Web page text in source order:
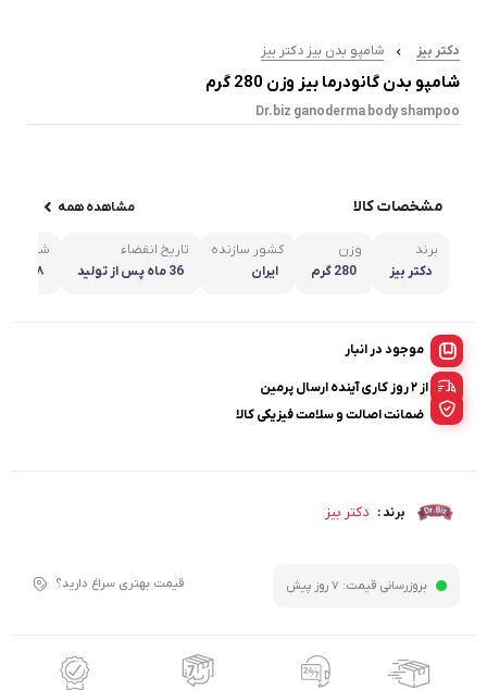
دکتر بیز شامپو بدن بیز دکتر بیز
شامپو بدن گانودرما بیز وزن 280 گرم
Dr.biz ganoderma body shampoo
مشخصات کالا مشاهده همه
برند
دکتر بیز
وزن
280 گرم
کشور سازنده
ایران
تاریخ انقضاء
36 ماه پس از تولید
شماره
۵۶/
موجود در انبار
از ۲ روز کاری آینده ارسال پرمین
ضمانت اصالت و سلامت فیزیکی کالا
برند : دکتر بیز
بروزرسانی قیمت: 7 روز پیش قیمت بهتری سراغ دارید؟